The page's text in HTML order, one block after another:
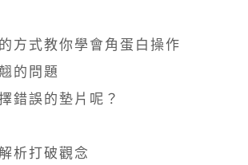
方式教你學會角蛋白操作​
的問題​
錯誤的墊片呢？​
析打破觀念​